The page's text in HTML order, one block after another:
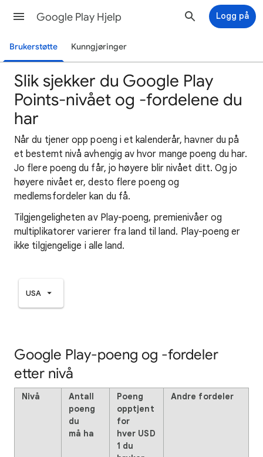
Google Play Hjelp Logg på
Brukerstøtte Kunngjøringer
Slik sjekker du Google Play
Points-nivået og -fordelene du
har
Når du tjener opp poeng i et kalenderår, havner du på
et bestemt nivå avhengig av hvor mange poeng du har.
Jo flere poeng du får, jo høyere blir nivået ditt. Og jo
høyere nivået er, desto flere poeng og
medlemsfordeler kan du få.
Tilgjengeligheten av Play-poeng, premienivåer og
multiplikatorer varierer fra land til land. Play-poeng er
ikke tilgjengelige i alle land.
USA
Google Play-poeng og -fordeler
etter nivå
Nivå
Antall
poeng
du
må ha
Poeng
opptjent
for
hver USD
1 du
Andre fordeler